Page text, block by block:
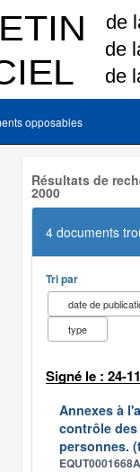
opposables
Résultats de
2000
4 documents
Tri par
date de
type
Signé le : 24-
Annexes à
contrôle
personnes.
EQUT0001668A